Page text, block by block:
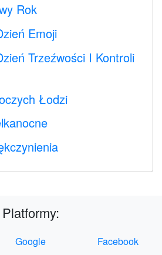
Rok
Emoji
Trzeźwości I Kontroli
Łodzi
Platformy:
Google
Facebook